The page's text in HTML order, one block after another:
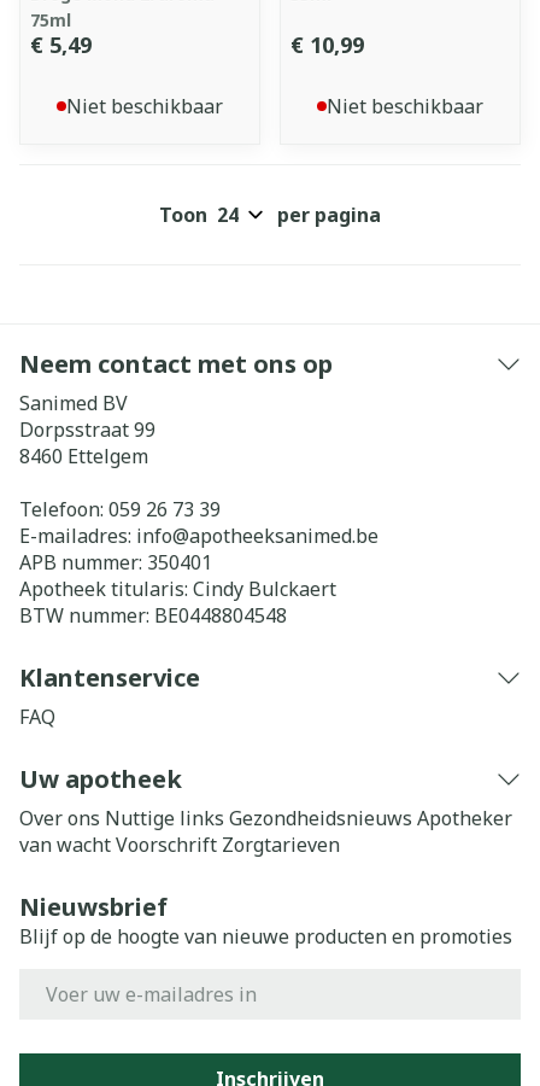
75ml
€ 5,49
Niet beschikbaar
€ 10,99
Niet beschikbaar
Toon per pagina
Neem contact met ons op
Sanimed BV
Dorpsstraat 99
8460 Ettelgem
Telefoon: 059 26 73 39
E-mailadres: info@apotheeksanimed.be
APB nummer: 350401
Apotheek titularis: Cindy Bulckaert
BTW nummer: BE0448804548
Klantenservice
FAQ
Uw apotheek
Over ons Nuttige links Gezondheidsnieuws Apotheker
van wachtVoorschrift Zorgtarieven
Nieuwsbrief
Blijf op de hoogte van nieuwe producten en promoties
Inschrijven